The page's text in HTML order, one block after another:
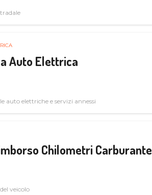
Auto Elettrica
auto elettriche e servizi annessi
Chilometri Carburante
veicolo